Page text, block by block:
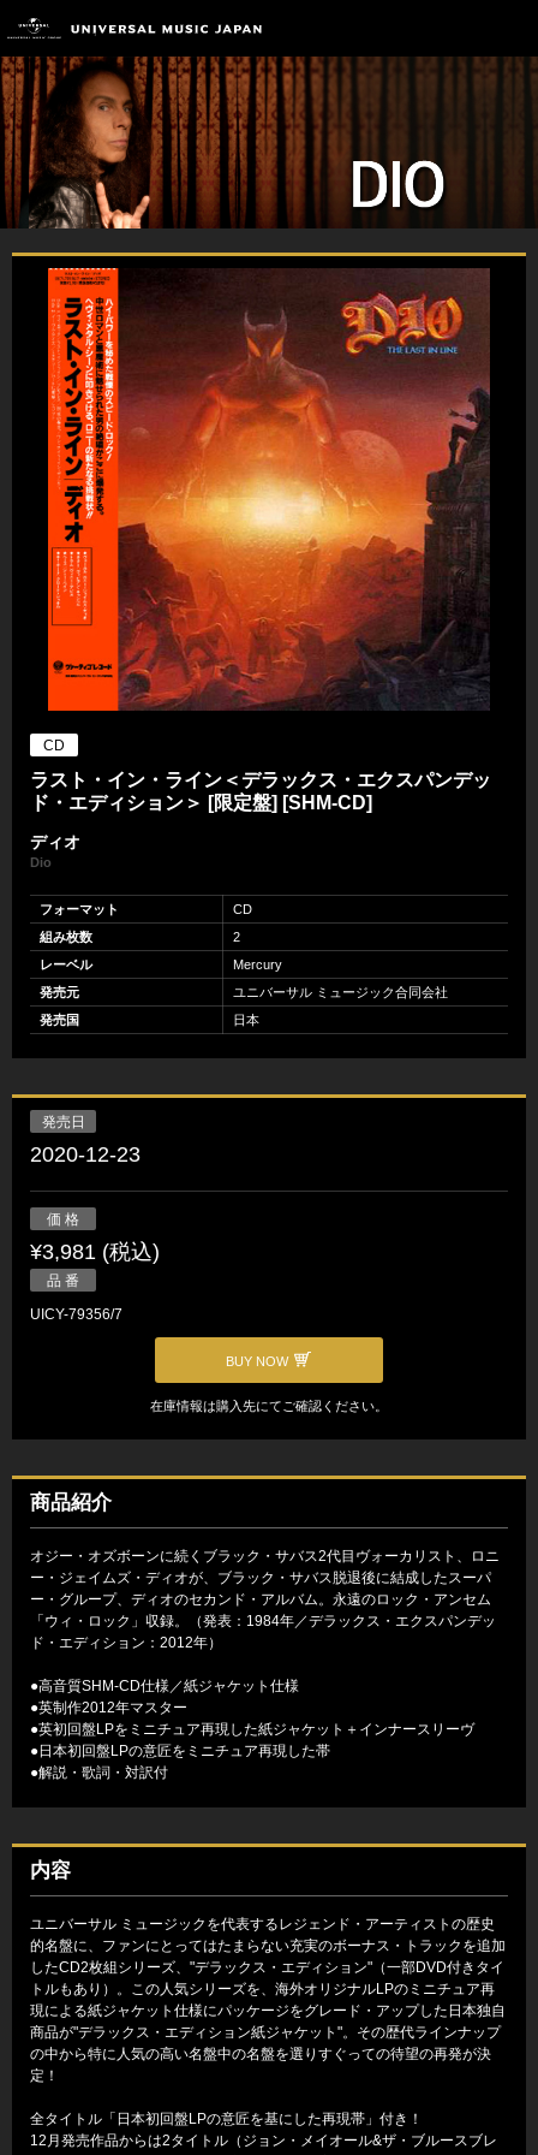
CD
ラスト・イン・ライン＜デラックス・エクスパンデッ
ド・エディション＞ [限定盤] [SHM-CD]
ディオ
Dio
フォーマット
CD
組み枚数
2
レーベル
Mercury
発売元
ユニバーサル ミュージック合同会社
発売国
日本
発売日
2020-12-23
価 格
¥3,981 (税込)
品 番
UICY-79356/7
BUY NOW
在庫情報は購入先にてご確認ください。
商品紹介
オジー・オズボーンに続くブラック・サバス2代目ヴォーカリスト、ロニ
ー・ジェイムズ・ディオが、ブラック・サバス脱退後に結成したスーパ
ー・グループ、ディオのセカンド・アルバム。永遠のロック・アンセム
「ウィ・ロック」収録。（発表：1984年／デラックス・エクスパンデッ
ド・エディション：2012年）
●高音質SHM-CD仕様／紙ジャケット仕様
●英制作2012年マスター
●英初回盤LPをミニチュア再現した紙ジャケット＋インナースリーヴ
●日本初回盤LPの意匠をミニチュア再現した帯
●解説・歌詞・対訳付
内容
ユニバーサル ミュージックを代表するレジェンド・アーティストの歴史
的名盤に、ファンにとってはたまらない充実のボーナス・トラックを追加
したCD2枚組シリーズ、"デラックス・エディション"（一部DVD付きタイ
トルもあり）。この人気シリーズを、海外オリジナルLPのミニチュア再
現による紙ジャケット仕様にパッケージをグレード・アップした日本独自
商品が"デラックス・エディション紙ジャケット"。その歴代ラインナップ
の中から特に人気の高い名盤中の名盤を選りすぐっての待望の再発が決
定！
全タイトル「日本初回盤LPの意匠を基にした再現帯」付き！
12月発売作品からは2タイトル（ジョン・メイオール&ザ・ブルースブレ